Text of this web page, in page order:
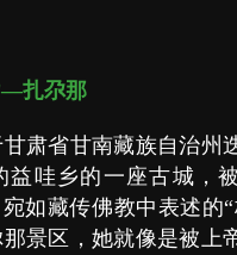
扎尕那
肃省甘南藏族自治州
益哇乡的一座古城，
如藏传佛教中表述的“
景区，她就像是被上